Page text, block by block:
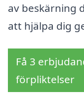
av beskärning
att hjälpa dig
Få 3
förpliktelser